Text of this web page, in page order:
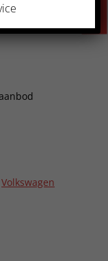
Volkswagen